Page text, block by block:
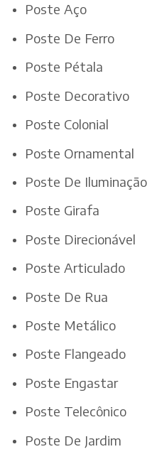
Poste Aço
Poste De Ferro
Poste Pétala
Poste Decorativo
Poste Colonial
Poste Ornamental
Poste De Iluminação
Poste Girafa
Poste Direcionável
Poste Articulado
Poste De Rua
Poste Metálico
Poste Flangeado
Poste Engastar
Poste Telecônico
Poste De Jardim